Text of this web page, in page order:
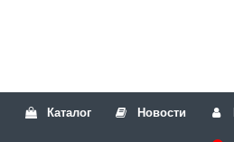
Каталог Новости